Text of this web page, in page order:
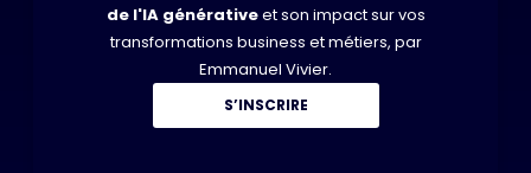
de l'IA générativeet son impact sur vos
transformations business et métiers, par
Emmanuel Vivier.
S’INSCRIRE